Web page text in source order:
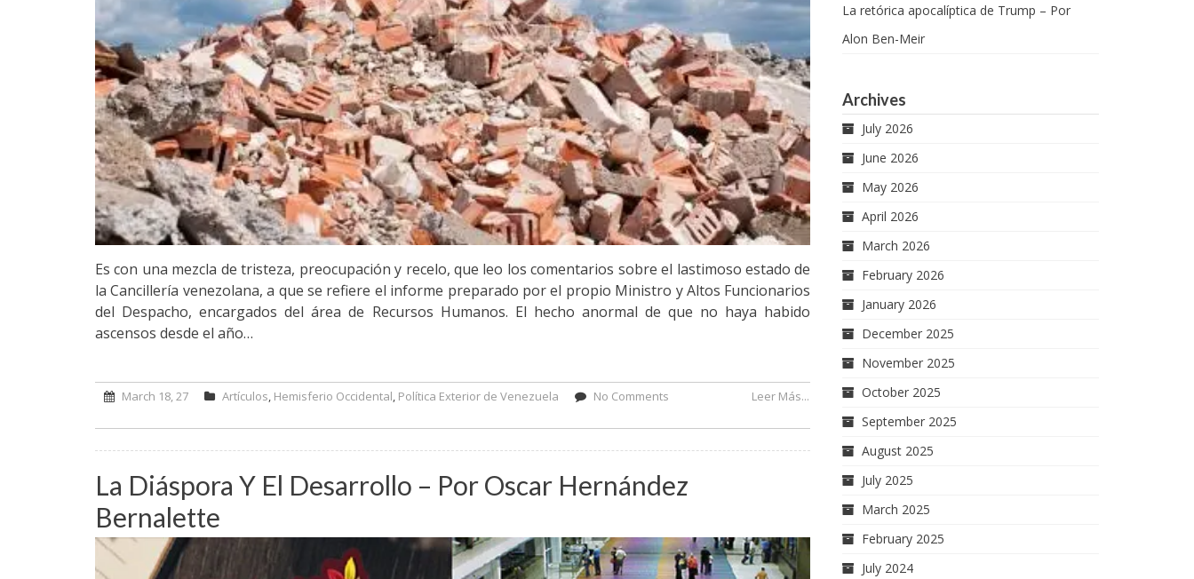
Es con una mezcla de tristeza, preocupación y recelo, que leo los comentarios sobre el lastimoso estado de
la Cancillería venezolana, a que se refiere el informe preparado por el propio Ministro y Altos Funcionarios
del Despacho, encargados del área de Recursos Humanos. El hecho anormal de que no haya habido
ascensos desde el año…
March 18, 27 Artículos, Hemisferio Occidental, Política Exterior de Venezuela
No Comments
Leer Más...
La Diáspora Y El Desarrollo – Por Oscar Hernández
Bernalette
La retórica apocalíptica de Trump – Por
Alon Ben-Meir
Archives
July 2026
June 2026
May 2026
April 2026
March 2026
February 2026
January 2026
December 2025
November 2025
October 2025
September 2025
August 2025
July 2025
March 2025
February 2025
July 2024